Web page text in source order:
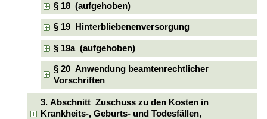
§ 18 (aufgehoben)
§ 19 Hinterbliebenenversorgung
§ 19a (aufgehoben)
§ 20 Anwendung beamtenrechtlicher
Vorschriften
3. Abschnitt Zuschuss zu den Kosten in
Krankheits-, Geburts- und Todesfällen,